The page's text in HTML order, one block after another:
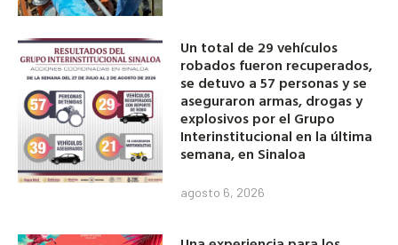
Un total de 29 vehículos
robados fueron recuperados,
se detuvo a 57 personas y se
aseguraron armas, drogas y
explosivos por el Grupo
Interinstitucional en la última
semana, en Sinaloa
agosto 6, 2026